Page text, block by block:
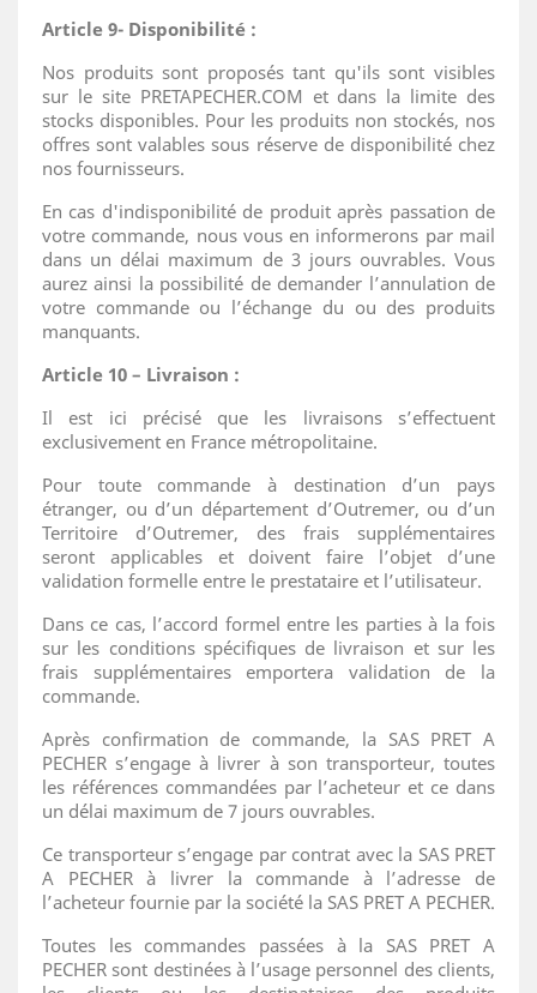
Article 9- Disponibilité :
Nos produits sont proposés tant qu'ils sont visibles
sur le site PRETAPECHER.COM et dans la limite des
stocks disponibles. Pour les produits non stockés, nos
offres sont valables sous réserve de disponibilité chez
nos fournisseurs.
En cas d'indisponibilité de produit après passation de
votre commande, nous vous en informerons par mail
dans un délai maximum de 3 jours ouvrables. Vous
aurez ainsi la possibilité de demander l’annulation de
votre commande ou l’échange du ou des produits
manquants.
Article 10 – Livraison :
Il est ici précisé que les livraisons s’effectuent
exclusivement en France métropolitaine.
Pour toute commande à destination d’un pays
étranger, ou d’un département d’Outremer, ou d’un
Territoire d’Outremer, des frais supplémentaires
seront applicables et doivent faire l’objet d’une
validation formelle entre le prestataire et l’utilisateur.
Dans ce cas, l’accord formel entre les parties à la fois
sur les conditions spécifiques de livraison et sur les
frais supplémentaires emportera validation de la
commande.
Après confirmation de commande, la SAS PRET A
PECHER s’engage à livrer à son transporteur, toutes
les références commandées par l’acheteur et ce dans
un délai maximum de 7 jours ouvrables.
Ce transporteur s’engage par contrat avec la SAS PRET
A PECHER à livrer la commande à l’adresse de
l’acheteur fournie par la société la SAS PRET A PECHER.
Toutes les commandes passées à la SAS PRET A
PECHER sont destinées à l’usage personnel des clients,